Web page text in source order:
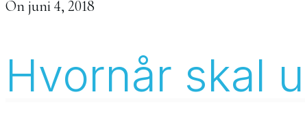
Onjuni 4, 2018
Hvornår skal